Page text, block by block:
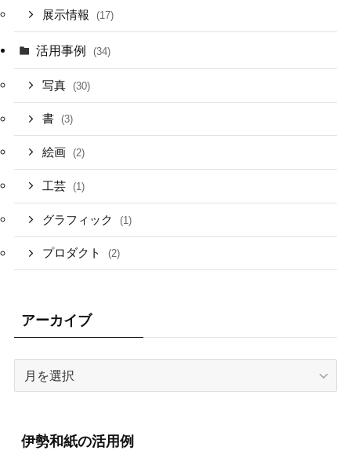
展示情報 (17)
活用事例 (34)
写真 (30)
書 (3)
絵画 (2)
工芸 (1)
グラフィック (1)
プロダクト (2)
アーカイブ
ブ
伊勢和紙の活用例